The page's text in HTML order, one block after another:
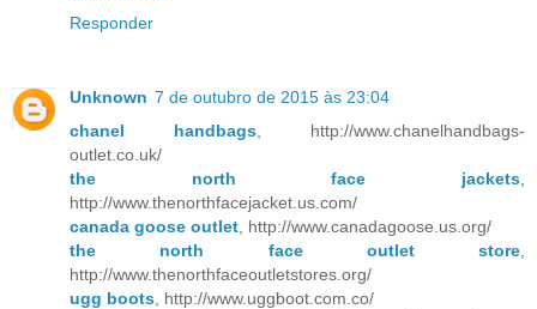
Responder
Unknown 7 de outubro de 2015 às 23:04
chanel handbags , http://www.chanelhandbags-
outlet.co.uk/
the north face jackets
http://www.thenorthfacejacket.us.com/
canada goose outlet , http://www.canadagoose.us.org/
the north face outlet store
http://www.thenorthfaceoutletstores.org/
ugg boots , http://www.uggboot.com.co/